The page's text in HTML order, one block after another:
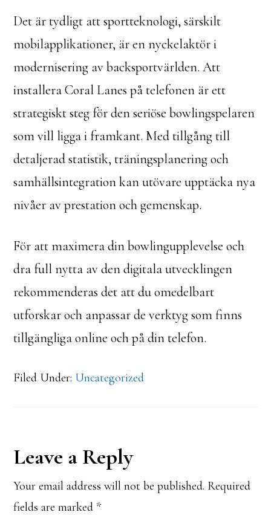
Det är tydligt att sportteknologi, särskilt
mobilapplikationer, är en nyckelaktör i
modernisering av backsportvärlden. Att
installera Coral Lanes på telefonen är ett
strategiskt steg för den seriöse bowlingspelaren
som vill ligga i framkant. Med tillgång till
detaljerad statistik, träningsplanering och
samhällsintegration kan utövare upptäcka nya
nivåer av prestation och gemenskap.
För att maximera din bowlingupplevelse och
dra full nytta av den digitala utvecklingen
rekommenderas det att du omedelbart
utforskar och anpassar de verktyg som finns
tillgängliga online och på din telefon.
Filed Under: Uncategorized
Reader
Interactions
Leave a Reply
Your email address will not be published. Required
fields are marked *